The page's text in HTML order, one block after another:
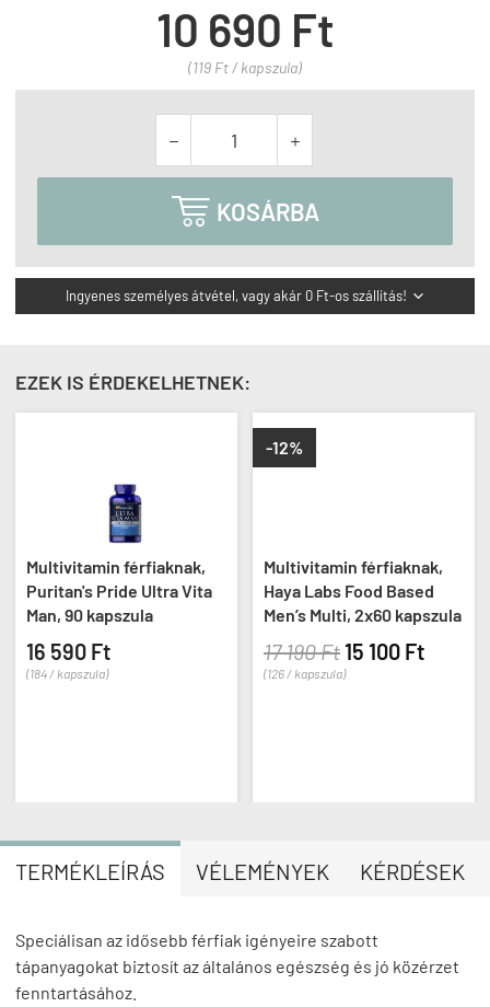
10 690 Ft
(119 Ft / kapszula)
 
 KOSÁRBA
Ingyenes személyes átvétel, vagy akár 0 Ft-os szállítás! 
EZEK IS ÉRDEKELHETNEK:
Multivitamin férfiaknak,
Puritan's Pride Ultra Vita
Man, 90 kapszula
16 590 Ft
(184 / kapszula)
-12%
Multivitamin férfiaknak,
Haya Labs Food Based
Men’s Multi, 2x60 kapszula
17 190 Ft 15 100 Ft
(126 / kapszula)
TERMÉKLEÍRÁS VÉLEMÉNYEK KÉRDÉSEK
Speciálisan az idősebb férfiak igényeire szabott
tápanyagokat biztosít az általános egészség és jó közérzet
fenntartásához.